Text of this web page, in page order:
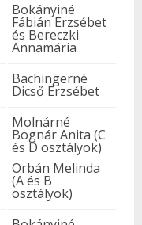
Bokányiné
Fábián Erzsébet
és Bereczki
Annamária
Bachingerné
Dicső Erzsébet
Molnárné
Bognár Anita (C
és D osztályok)
Orbán Melinda
(A és B
osztályok)